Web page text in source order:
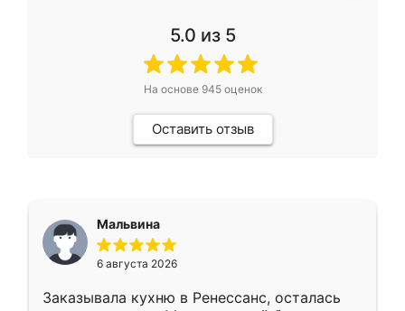
5.0 из 5
На основе 945оценок
Оставить отзыв
Мальвина
6 августа 2026
Заказывала кухню в Ренессанс, осталась